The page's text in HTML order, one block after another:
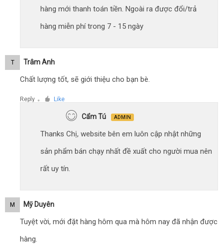
hàng mới thanh toán tiền. Ngoài ra được đổi/trả
hàng miễn phí trong 7 - 15 ngày
T Trâm Anh
Chất lượng tốt, sẽ giới thiệu cho bạn bè.
Reply ● Like
Cẩm Tú ADMIN
Thanks Chị, website bên em luôn cập nhật những
sản phẩm bán chạy nhất đề xuất cho người mua nên
rất uy tín.
M Mỹ Duyên
Tuyệt vời, mới đặt hàng hôm qua mà hôm nay đã nhận được
hàng.